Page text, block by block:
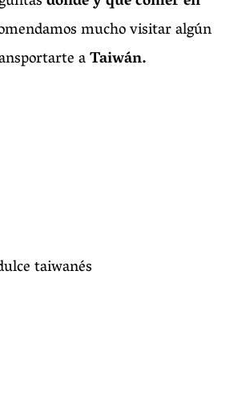
mucho visitar algún
aTaiwán.
taiwanés